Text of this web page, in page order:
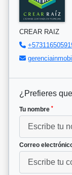
CREAR RAIZ
¿Prefieres
Tu nombre *
Correo